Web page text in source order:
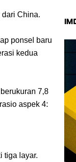
China.
ponsel baru
kedua
7,8
aspek 4:
tiga layar.